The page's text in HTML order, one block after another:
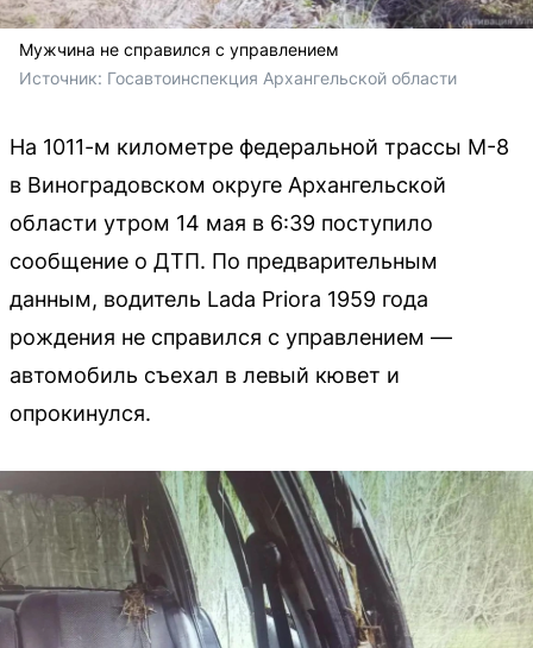
Мужчина не справился с управлением
Источник: Госавтоинспекция Архангельской области
На 1011-м километре федеральной трассы М-8
в Виноградовском округе Архангельской
области утром 14 мая в 6:39 поступило
сообщение о ДТП. По предварительным
данным, водитель Lada Priora 1959 года
рождения не справился с управлением —
автомобиль съехал в левый кювет и
опрокинулся.